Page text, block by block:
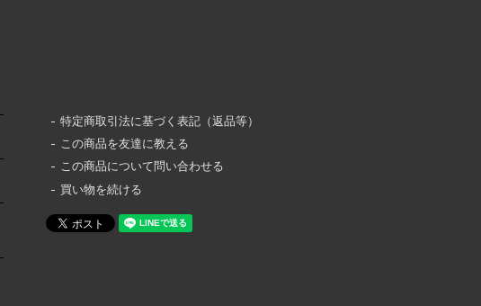
特定商取引法に基づく表記（返品等）
この商品を友達に教える
この商品について問い合わせる
買い物を続ける